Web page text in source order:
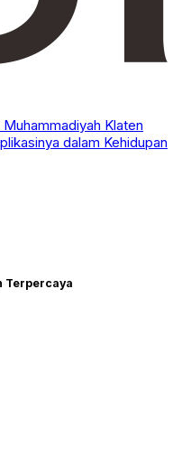
Klaten
dalam Kehidupan
Terpercaya